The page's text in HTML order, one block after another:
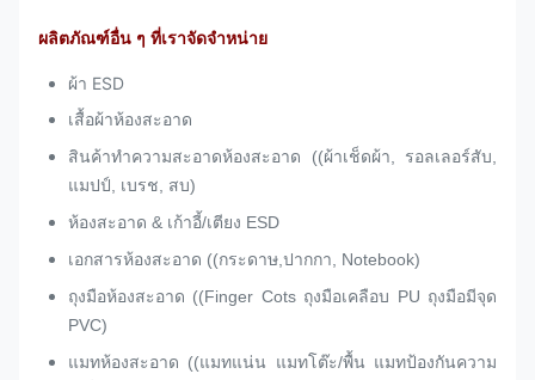
ผลิตภัณฑ์อื่น ๆ ที่เราจัดจําหน่าย
ผ้า ESD
เสื้อผ้าห้องสะอาด
สินค้าทําความสะอาดห้องสะอาด ((ผ้าเช็ดผ้า, รอลเลอร์สับ,
แมปป์, เบรช, สบ)
ห้องสะอาด & เก้าอี้/เตียง ESD
เอกสารห้องสะอาด ((กระดาษ,ปากกา, Notebook)
ถุงมือห้องสะอาด ((Finger Cots ถุงมือเคลือบ PU ถุงมือมีจุด
PVC)
แมทห้องสะอาด ((แมทแน่น แมทโต๊ะ/พื้น แมทป้องกันความ